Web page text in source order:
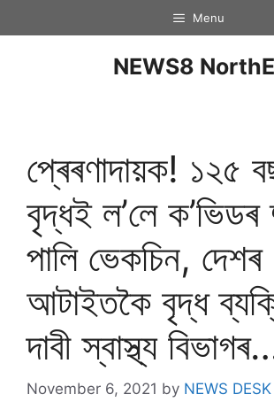
Menu
NEWS8
প্ৰেৰণাদায়ক! ১২৫
বৃদ্ধই ল’লে
পালি ভেকচিন, দেশৰ
আটাইতকৈ বৃদ্ধ
দাবী স্বাস্থ্য
November 6, 2021 by NEWS DESK